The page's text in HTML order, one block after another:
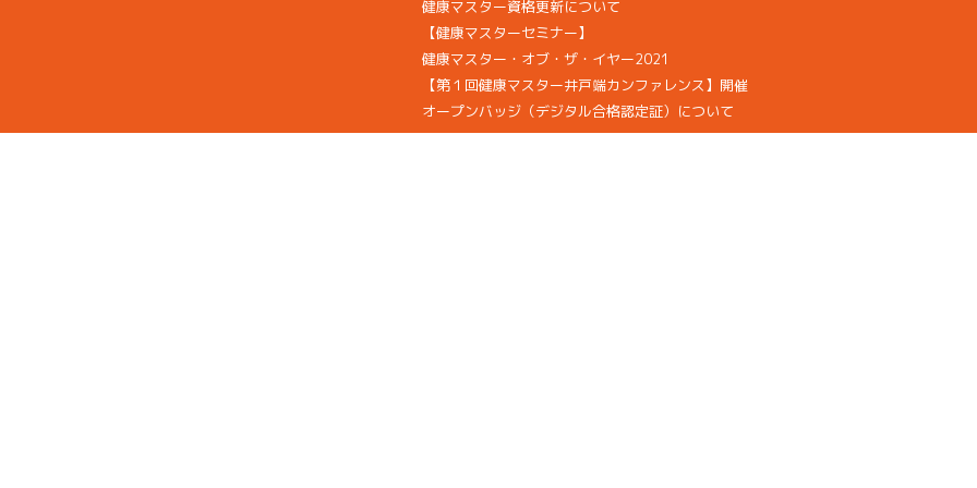
健康マスター資格更新について
【健康マスターセミナー】
健康マスター・オブ・ザ・イヤー2021
【第１回健康マスター井戸端カンファレンス】開催
オープンバッジ（デジタル合格認定証）について